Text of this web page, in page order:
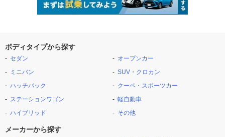
ボディタイプから探す
セダン
ミニバン
ハッチバック
ステーションワゴン
ハイブリッド
オープンカー
SUV・クロカン
クーペ・スポーツカー
軽自動車
その他
メーカーから探す